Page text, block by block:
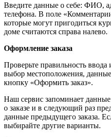
Введите данные о себе: ФИО,
телефона. В поле
которые могут пригодиться
доме считаются справа налево.
Оформление заказа
Проверьте правильность
выбор местоположения,
кнопку «Оформить заказ».
Наш сервис запоминает
о заказе и в следующий раз
данные предыдущего заказа.
выбирайте другие варианты.